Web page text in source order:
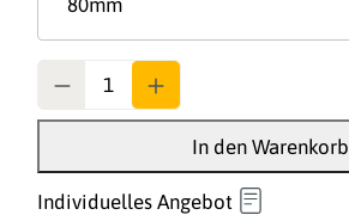
In den Warenkorb
Individuelles Angebot